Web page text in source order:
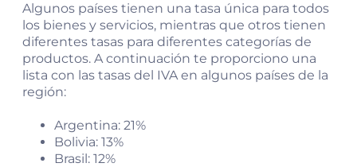
Algunos países tienen una tasa única para todos
los bienes y servicios, mientras que otros tienen
diferentes tasas para diferentes categorías de
productos. A continuación te proporciono una
lista con las tasas del IVA en algunos países de la
región:
Argentina: 21%
Bolivia: 13%
Brasil: 12%